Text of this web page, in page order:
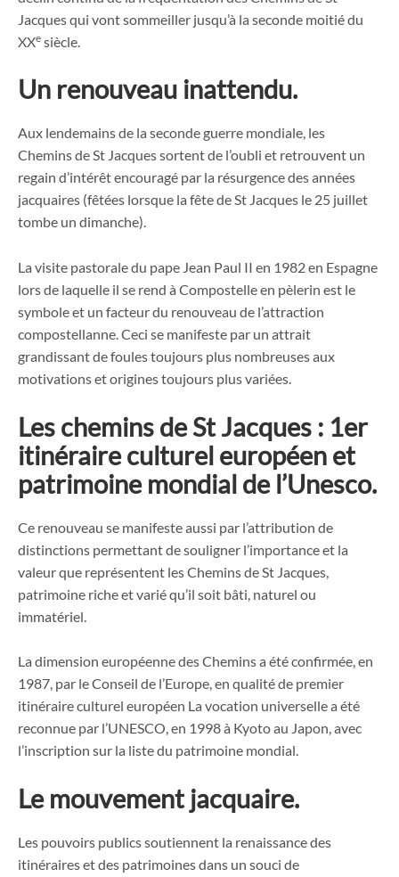
Jacques qui vont sommeiller jusqu’à la seconde moitié du
XXe siècle.
Un renouveau inattendu.
Aux lendemains de la seconde guerre mondiale, les
Chemins de St Jacques sortent de l’oubli et retrouvent un
regain d’intérêt encouragé par la résurgence des années
jacquaires (fêtées lorsque la fête de St Jacques le 25 juillet
tombe un dimanche).
La visite pastorale du pape Jean Paul II en 1982 en Espagne
lors de laquelle il se rend à Compostelle en pèlerin est le
symbole et un facteur du renouveau de l’attraction
compostellanne. Ceci se manifeste par un attrait
grandissant de foules toujours plus nombreuses aux
motivations et origines toujours plus variées.
Les chemins de St Jacques : 1er
itinéraire culturel européen et
patrimoine mondial de l’Unesco.
Ce renouveau se manifeste aussi par l’attribution de
distinctions permettant de souligner l’importance et la
valeur que représentent les Chemins de St Jacques,
patrimoine riche et varié qu’il soit bâti, naturel ou
immatériel.
La dimension européenne des Chemins a été confirmée, en
1987, par le Conseil de l’Europe, en qualité de premier
itinéraire culturel européen La vocation universelle a été
reconnue par l’UNESCO, en 1998 à Kyoto au Japon, avec
l’inscription sur la liste du patrimoine mondial.
Le mouvement jacquaire.
Les pouvoirs publics soutiennent la renaissance des
itinéraires et des patrimoines dans un souci de